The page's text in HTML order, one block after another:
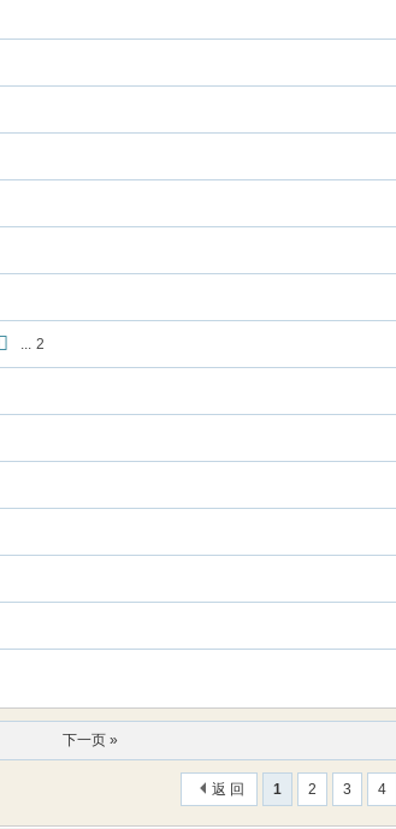
... 2
下一页 »
1 2 3 4
返 回